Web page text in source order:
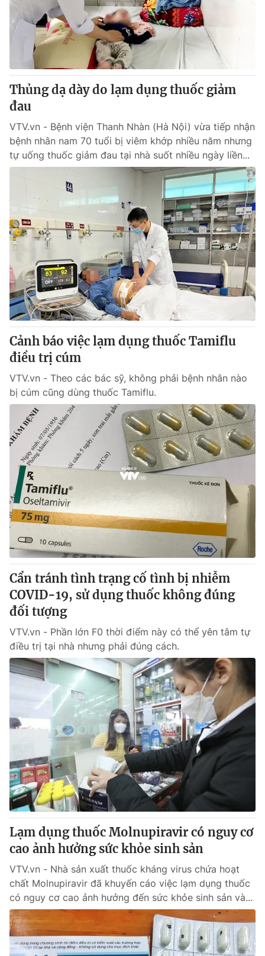
Thủng dạ dày do lạm dụng thuốc giảm
đau
VTV.vn - Bệnh viện Thanh Nhàn (Hà Nội) vừa tiếp nhận
bệnh nhân nam 70 tuổi bị viêm khớp nhiều năm nhưng
tự uống thuốc giảm đau tại nhà suốt nhiều ngày liền...
Cảnh báo việc lạm dụng thuốc Tamiflu
điều trị cúm
VTV.vn - Theo các bác sỹ, không phải bệnh nhân nào
bị cúm cũng dùng thuốc Tamiflu.
Cẩn tránh tình trạng cố tình bị nhiễm
COVID-19, sử dụng thuốc không đúng
đối tượng
VTV.vn - Phần lớn F0 thời điểm này có thể yên tâm tự
điều trị tại nhà nhưng phải đúng cách.
Lạm dụng thuốc Molnupiravir có nguy cơ
cao ảnh hưởng sức khỏe sinh sản
VTV.vn - Nhà sản xuất thuốc kháng virus chứa hoạt
chất Molnupiravir đã khuyến cáo việc lạm dụng thuốc
có nguy cơ cao ảnh hưởng đến sức khỏe sinh sản và...